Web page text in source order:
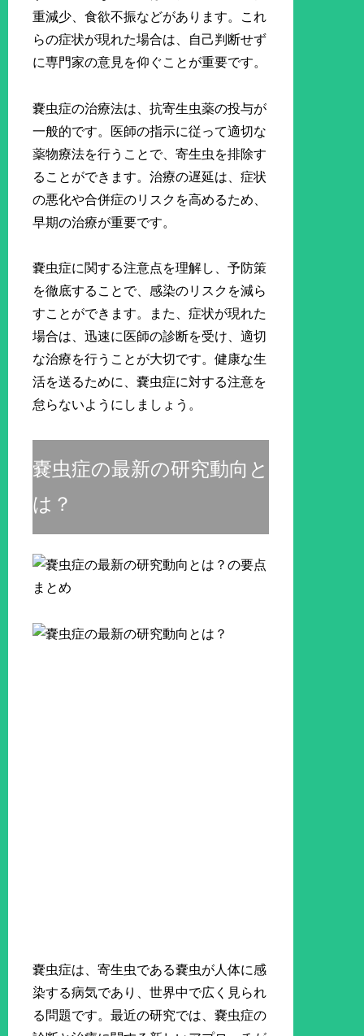
重減少、食欲不振などがあります。これ
らの症状が現れた場合は、自己判断せず
に専門家の意見を仰ぐことが重要です。
嚢虫症の治療法は、抗寄生虫薬の投与が
一般的です。医師の指示に従って適切な
薬物療法を行うことで、寄生虫を排除す
ることができます。治療の遅延は、症状
の悪化や合併症のリスクを高めるため、
早期の治療が重要です。
嚢虫症に関する注意点を理解し、予防策
を徹底することで、感染のリスクを減ら
すことができます。また、症状が現れた
場合は、迅速に医師の診断を受け、適切
な治療を行うことが大切です。健康な生
活を送るために、嚢虫症に対する注意を
怠らないようにしましょう。
嚢虫症の最新の研究動向と
は？
嚢虫症は、寄生虫である嚢虫が人体に感
染する病気であり、世界中で広く見られ
る問題です。最近の研究では、嚢虫症の